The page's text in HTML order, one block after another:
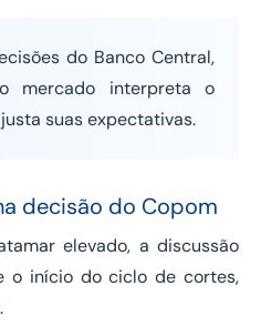
do Banco Central,
mercado interpreta o
suas expectativas.
decisão do Copom
elevado, a discussão
o início do ciclo de cortes,